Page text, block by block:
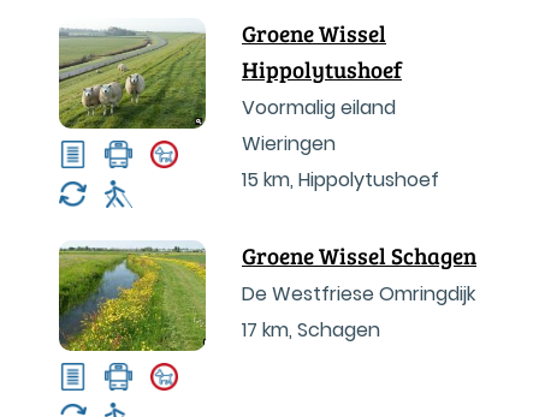
Groene Wissel
Hippolytushoef
Voormalig eiland
Wieringen
15 km, Hippolytushoef
Groene Wissel Schagen
De Westfriese Omringdijk
17 km, Schagen